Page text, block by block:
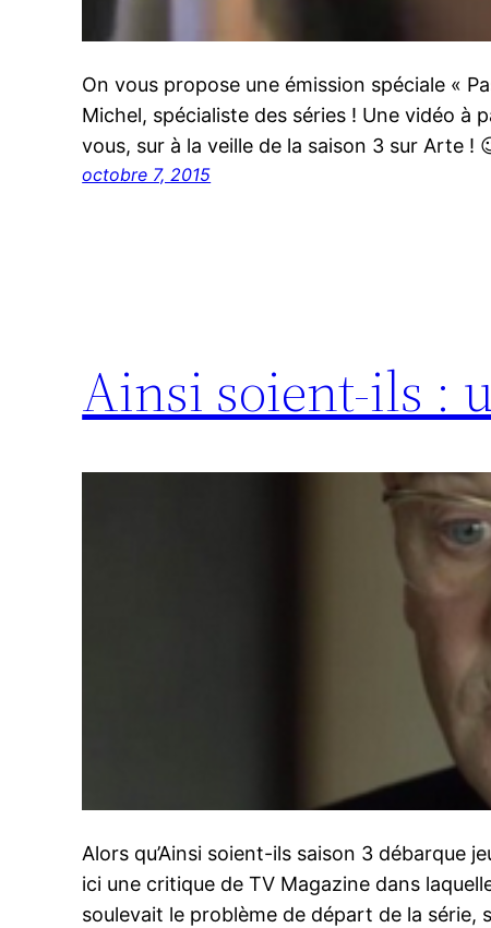
On vous propose une émission spéciale «
Michel, spécialiste des séries ! Une vidéo à
vous, sur à la veille de la saison 3 sur Arte !
octobre 7, 2015
Ainsi soient-ils :
Alors qu’Ainsi soient-ils saison 3 débarque
ici une critique de TV Magazine dans
soulevait le problème de départ de la série,